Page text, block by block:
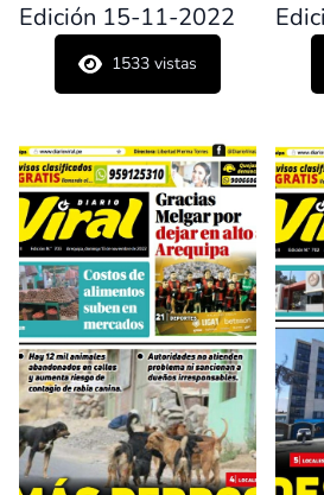
Edición 15-11-2022
1533 vistas